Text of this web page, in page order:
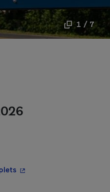
1 / 7
- Cet hyperlien